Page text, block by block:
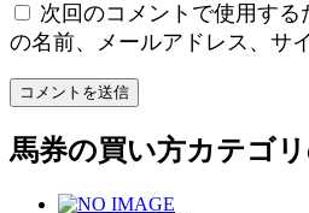
次回のコメントで使用す
の名前、メールアドレス、サ
馬券の買い方カテゴ